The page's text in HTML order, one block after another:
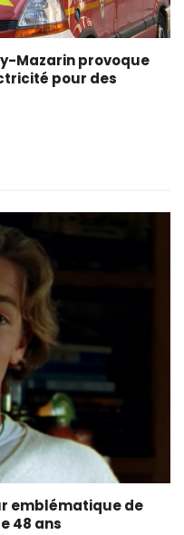
Mazarin provoque
pour des
emblématique de
48 ans